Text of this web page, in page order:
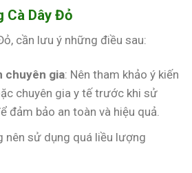
Cà Dây Đỏ
cần lưu ý những điều sau:
chuyên gia: Nên tham khảo ý kiến
chuyên gia y tế trước khi sử
đảm bảo an toàn và hiệu quả.
nên sử dụng quá liều lượng